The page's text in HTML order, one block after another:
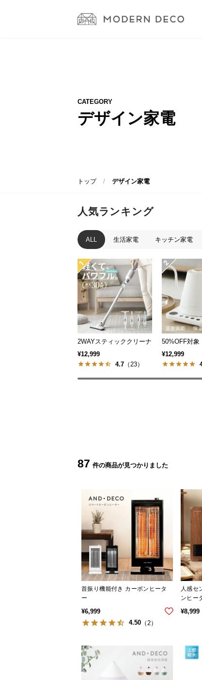
CATEGORY
デザイン家電
トップ デザイン家電
人気ランキング
ALL 生活家電 キッチン家電
2WAYスティッククリーナー
¥12,999
4.7 （23）
50%OFF対象
¥12,999
87
首振り機能付き カーボンヒータ
ー
¥6,999
4.50 （2）
人感セ
ンヒー
¥8,999